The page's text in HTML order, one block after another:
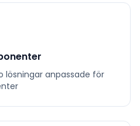
lösningar anpassade för